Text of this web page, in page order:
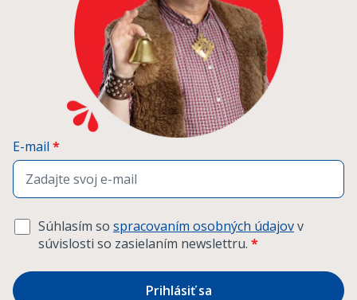
E-mail *
Súhlasím so spracovaním osobných údajovv
súvislosti so zasielaním newslettru. *
Prihlásiť sa